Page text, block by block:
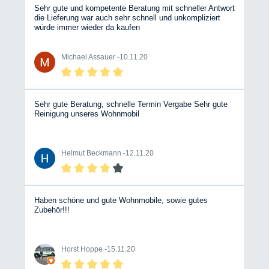
Werkstatt auch im Hinblick auf Zusatzeinbauten. Hier
wird dann auch mal gesagt "braucht man nicht", statt
dem Kunden etwas aufzuschwatzen. Das schafft
Verkaufsleiter uns jedes Detail vorgeführt und erklärt.
Auch hier hat man die langjährige Praxis gemerkt. Wir
sind froh, diesen Händler gefunden zu haben und
Sehr gute und kompetente Beratung mit schneller Antwort
die Lieferung war auch sehr schnell und unkompliziert
würde immer wieder da kaufen
Michael Assauer -10.11.20
Sehr gute Beratung, schnelle Termin Vergabe Sehr gute
Reinigung unseres Wohnmobil
Helmut Beckmann -12.11.20
Haben schöne und gute Wohnmobile, sowie gutes
Zubehör!!!
Horst Hoppe -15.11.20